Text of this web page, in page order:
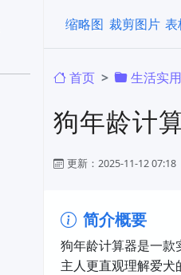
缩略图 裁剪图片 表
首页 生活实
狗年龄计
更新：2025-11-12 07:18
简介概要
狗年龄计算器是一款
主人更直观理解爱犬